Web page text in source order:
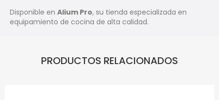
Disponible en Alium Pro, su tienda especializada en
equipamiento de cocina de alta calidad.
PRODUCTOS RELACIONADOS